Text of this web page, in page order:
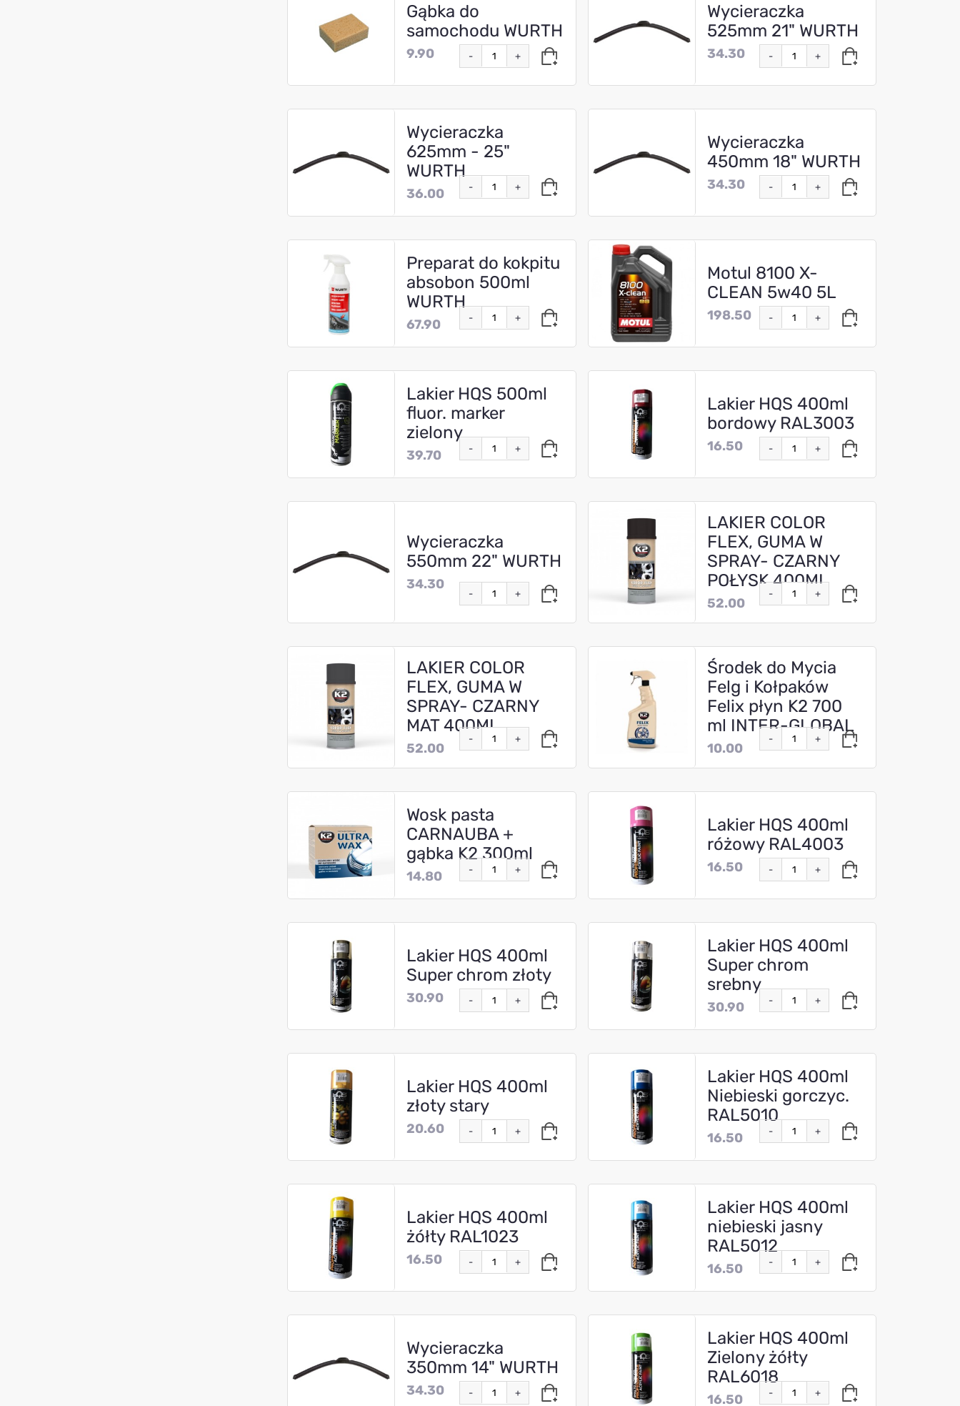
Gąbka do
samochodu WURTH
9.90 - +
Wycieraczka
525mm 21" WURTH
34.30 - +
Wycieraczka
625mm - 25"
WURTH
36.00 - +
Wycieraczka
450mm 18" WURTH
34.30 - +
Preparat do kokpitu
absobon 500ml
WURTH
67.90 - +
Motul 8100 X-
CLEAN 5w40 5L
198.50 - +
Lakier HQS 500ml
fluor. marker
zielony
39.70 - +
Lakier HQS 400ml
bordowy RAL3003
16.50 - +
Wycieraczka
550mm 22" WURTH
34.30
- +
LAKIER COLOR
FLEX, GUMA W
SPRAY- CZARNY
POŁYSK 400ML
52.00
- +
LAKIER COLOR
FLEX, GUMA W
SPRAY- CZARNY
MAT 400ML
52.00
- +
Środek do Mycia
Felg i Kołpaków
Felix płyn K2 700
ml INTER-GLOBAL
10.00
- +
Wosk pasta
CARNAUBA +
gąbka K2 300ml
14.80 - +
Lakier HQS 400ml
różowy RAL4003
16.50 - +
Lakier HQS 400ml
Super chrom złoty
30.90 - +
Lakier HQS 400ml
Super chrom
srebny
30.90 - +
Lakier HQS 400ml
złoty stary
20.60 - +
Lakier HQS 400ml
Niebieski gorczyc.
RAL5010
16.50 - +
Lakier HQS 400ml
żółty RAL1023
16.50 - +
Lakier HQS 400ml
niebieski jasny
RAL5012
16.50 - +
Wycieraczka
350mm 14" WURTH
34.30 - +
Lakier HQS 400ml
Zielony żółty
RAL6018
16.50 - +